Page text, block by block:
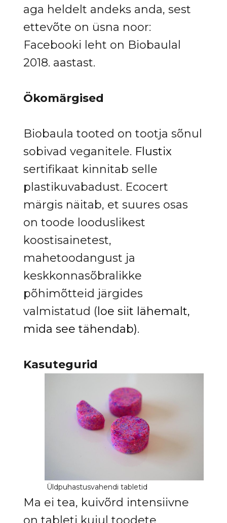
aga heldelt andeks anda, sest
ettevõte on üsna noor:
Facebooki leht on Biobaulal
2018. aastast.
Ökomärgised
Biobaula tooted on tootja sõnul
sobivad veganitele. Flustix
sertifikaat kinnitab selle
plastikuvabadust. Ecocert
märgis näitab, et suures osas
on toode looduslikest
koostisainetest,
mahetoodangust ja
keskkonnasõbralikke
põhimõtteid järgides
valmistatud ( loe siit lähemalt,
mida see tähendab).
Kasutegurid
Ma ei tea, kuivõrd intensiivne
on tableti kujul toodete